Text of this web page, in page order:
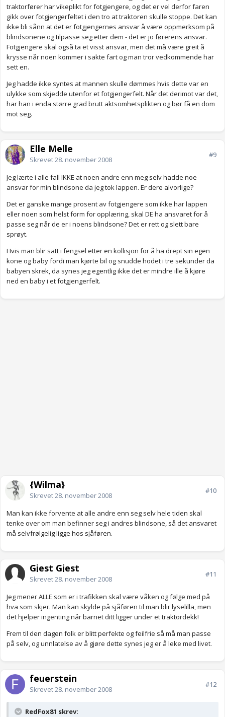
traktorfører har vikeplikt for fotgjengere, og det er vel derfor faren
gikk over fotgjengerfeltet i den tro at traktoren skulle stoppe. Det kan
ikke bli sånn at det er fotgjengernes ansvar å være oppmerksom på
blindsonene og tilpasse seg etter dem - det er jo førerens ansvar.
Fotgjengere skal også ta et visst ansvar, men det må være greit å
krysse når noen kommer i sakte fart og man tror vedkommende har
sett en.
Jeg hadde ikke syntes at mannen skulle dømmes hvis dette var en
ulykke som skjedde utenfor et fotgjengerfelt. Når det derimot var det,
har han i enda større grad brutt aktsomhetsplikten og bør få en dom
mot seg.
Elle Melle
Skrevet28. november 2008
#9
Jeg lærte i alle fall IKKE at noen andre enn meg selv hadde noe
ansvar for min blindsone da jeg tok lappen. Er dere alvorlige?
Det er ganske mange prosent av fotgjengere som ikke har lappen
eller noen som helst form for opplæring, skal DE ha ansvaret for å
passe seg når de er i noens blindsone? Det er rett og slett bare
sprøyt.
Hvis man blir satt i fengsel etter en kollisjon for å ha drept sin egen
kone og baby fordi man kjørte bil og snudde hodet i tre sekunder da
babyen skrek, da synes jeg egentlig ikke det er mindre ille å kjøre
ned en baby i et fotgjengerfelt.
{Wilma}
Skrevet28. november 2008
#10
Man kan ikke forvente at alle andre enn seg selv hele tiden skal
tenke over om man befinner seg i andres blindsone, så det ansvaret
må selvfrølgelig ligge hos sjåføren.
Gjest Gjest
Skrevet28. november 2008
#11
Jeg mener ALLE som er i trafikken skal være våken og følge med på
hva som skjer. Man kan skylde på sjåføren til man blir lyselilla, men
det hjelper ingenting når barnet ditt ligger under et traktordekk!
Frem til den dagen folk er blitt perfekte og feilfrie så må man passe
på selv, og unnlatelse av å gjøre dette synes jeg er å leke med livet.
feuerstein
Skrevet28. november 2008
#12
RedFox81 skrev: